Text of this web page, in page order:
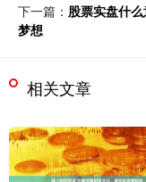
下一篇： 股票实盘什
梦想
相关文章